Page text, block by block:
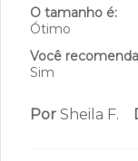
O tamanho é:
Ótimo
Você
Sim
Por Sheila F.